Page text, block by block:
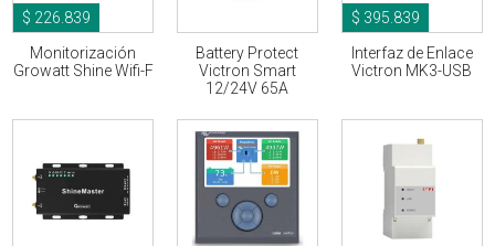
$ 226.839
Monitorización
Growatt Shine Wifi-F
Battery Protect
Victron Smart
12/24V 65A
$ 395.839
Interfaz de Enlace
Victron MK3-USB